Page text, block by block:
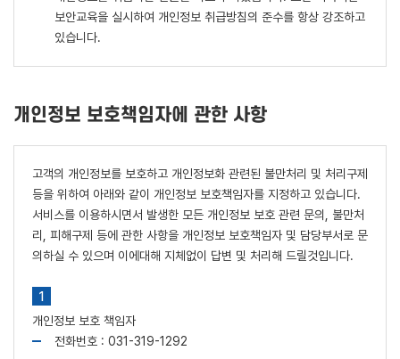
보안교육을 실시하여 개인정보 취급방침의 준수를 항상 강조하고
있습니다.
개인정보 보호책임자에 관한 사항
고객의 개인정보를 보호하고 개인정보화 관련된 불만처리 및 처리구제
등을 위하여 아래와 같이 개인정보 보호책임자를 지정하고 있습니다.
서비스를 이용하시면서 발생한 모든 개인정보 보호 관련 문의, 불만처
리, 피해구제 등에 관한 사항을 개인정보 보호책임자 및 담당부서로 문
의하실 수 있으며 이에대해 지체없이 답변 및 처리해 드릴것입니다.
개인정보 보호 책임자
전화번호 : 031-319-1292